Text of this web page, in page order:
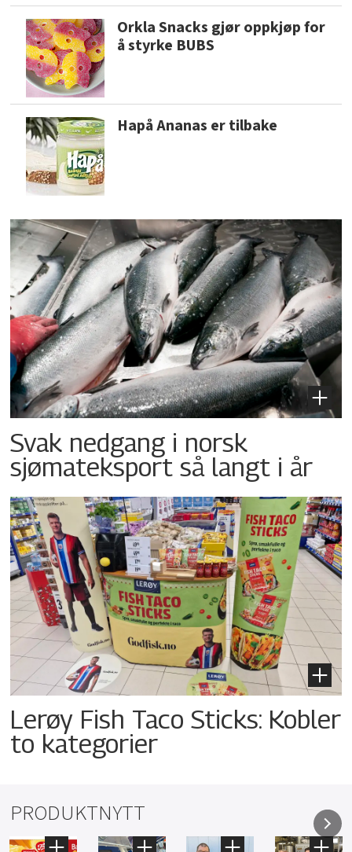
Orkla Snacks gjør oppkjøp for
å styrke BUBS
Hapå Ananas er tilbake
Svak nedgang i norsk
sjømateksport så langt i år
Lerøy Fish Taco Sticks: Kobler
to kategorier
PRODUKTNYTT